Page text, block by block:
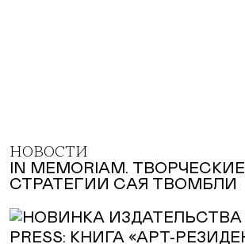
НОВОСТИ
IN MEMORIAM. ТВОРЧЕСКИЕ
СТРАТЕГИИ САЯ ТВОМБЛИ